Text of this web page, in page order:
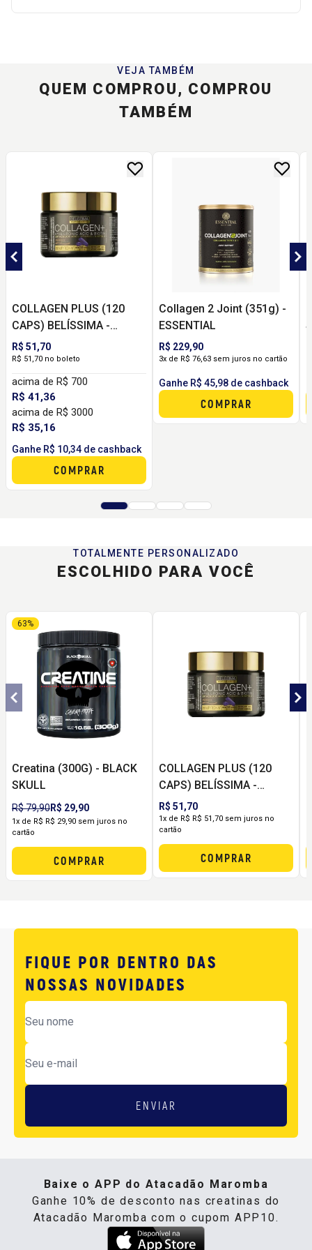
VEJA TAMBÉM
QUEM COMPROU, COMPROU
TAMBÉM
COLLAGEN PLUS (120
CAPS) BELÍSSIMA -
BLACK SKULL
R$ 51,70
R$ 51,70 no boleto
acima de R$ 700
R$ 41,36
acima de R$ 3000
R$ 35,16
Ganhe R$ 10,34 de cashback
COMPRAR
Collagen 2 Joint (351g) -
ESSENTIAL
R$ 229,90
3x de R$ 76,63 sem juros no cartão
Ganhe R$ 45,98 de cashback
COMPRAR
TOTALMENTE PERSONALIZADO
ESCOLHIDO PARA VOCÊ
Creatina (300G) - BLACK
SKULL
R$ 79,90R$ 29,90
63%
1x de R$ R$ 29,90 sem juros no
cartão
COMPRAR
COLLAGEN PLUS (120
CAPS) BELÍSSIMA -
BLACK SKULL
R$ 51,70
1x de R$ R$ 51,70 sem juros no
cartão
COMPRAR
FIQUE POR DENTRO DAS
NOSSAS NOVIDADES
ENVIAR
Baixe o APP do Atacadão Maromba
Ganhe 10% de desconto nas creatinas do
Atacadão Maromba com o cupom APP10.